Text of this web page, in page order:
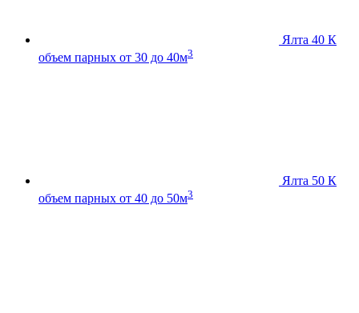
Ялта 40 К
объем парных от 30 до 40м3
Ялта 50 К
объем парных от 40 до 50м3